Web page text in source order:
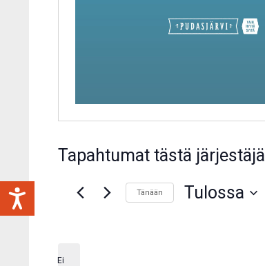
Tapahtumat tästä järjestäjä
Ei
Tänään Tulossa